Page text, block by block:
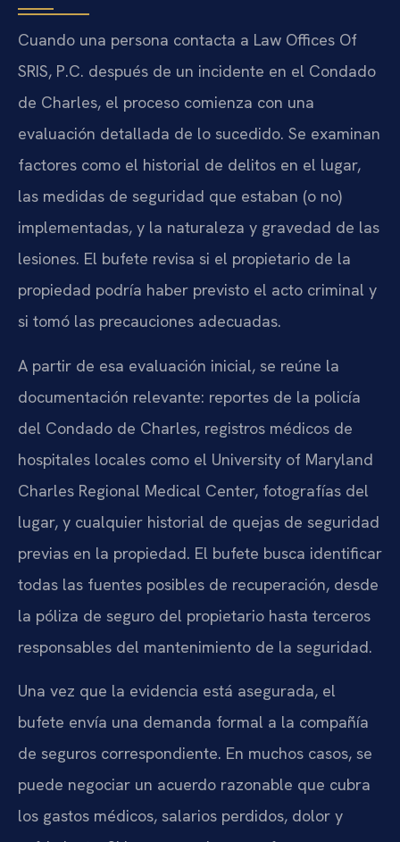
Cuando una persona contacta a Law Offices Of
SRIS, P.C. después de un incidente en el Condado
de Charles, el proceso comienza con una
evaluación detallada de lo sucedido. Se examinan
factores como el historial de delitos en el lugar,
las medidas de seguridad que estaban (o no)
implementadas, y la naturaleza y gravedad de las
lesiones. El bufete revisa si el propietario de la
propiedad podría haber previsto el acto criminal y
si tomó las precauciones adecuadas.
A partir de esa evaluación inicial, se reúne la
documentación relevante: reportes de la policía
del Condado de Charles, registros médicos de
hospitales locales como el University of Maryland
Charles Regional Medical Center, fotografías del
lugar, y cualquier historial de quejas de seguridad
previas en la propiedad. El bufete busca identificar
todas las fuentes posibles de recuperación, desde
la póliza de seguro del propietario hasta terceros
responsables del mantenimiento de la seguridad.
Una vez que la evidencia está asegurada, el
bufete envía una demanda formal a la compañía
de seguros correspondiente. En muchos casos, se
puede negociar un acuerdo razonable que cubra
los gastos médicos, salarios perdidos, dolor y